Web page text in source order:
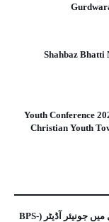
Shahbaz
Youth Conference
Christian Youth
آفس آف دی ملٹری اکاؤنٹنٹ جنرل میں جونیئر آڈیٹر (BPS-